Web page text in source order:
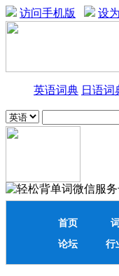
访问手机版 设
英语词典 日语词
首页
论坛
行